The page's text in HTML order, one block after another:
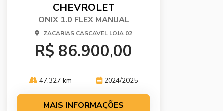
CHEVROLET
ONIX 1.0 FLEX MANUAL
ZACARIAS CASCAVEL LOJA 02
R$ 86.900,00
47.327 km 2024/2025
MAIS INFORMAÇÕES